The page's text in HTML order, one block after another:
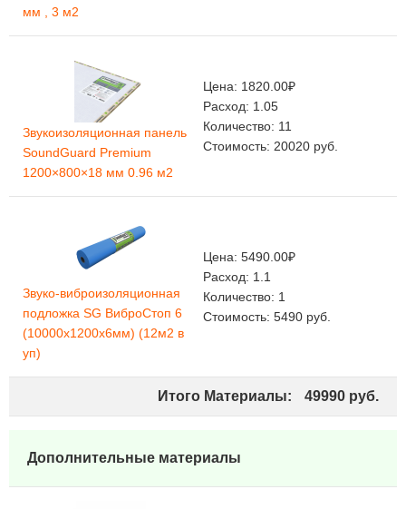
мм , 3 м2
Звукоизоляционная панель
SoundGuard Premium
1200×800×18 мм 0.96 м2
Цена: 1820.00₽
Расход: 1.05
Количество: 11
Стоимость: 20020 руб.
Звуко-виброизоляционная
подложка SG ВиброСтоп 6
(10000х1200х6мм) (12м2 в
уп)
Цена: 5490.00₽
Расход: 1.1
Количество: 1
Стоимость: 5490 руб.
Итого Материалы: 49990 руб.
Дополнительные материалы